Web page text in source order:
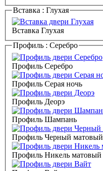
Вставка : Глухая
Вставка Глухая
Профиль : Серебро
Профиль Серебро
Профиль Серая ночь
Профиль Деорэ
Профиль Шампань
Профиль Черный матовый
Профиль Никель матовый